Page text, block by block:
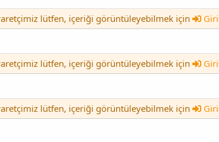
lütfen, içeriği görüntüleyebilmek için
lütfen, içeriği görüntüleyebilmek için
lütfen, içeriği görüntüleyebilmek için